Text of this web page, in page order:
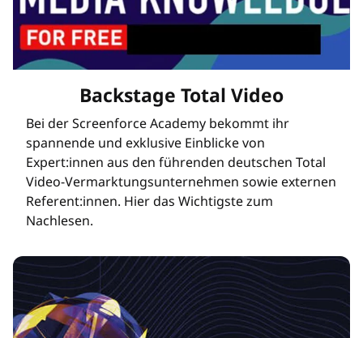
Backstage Total Video
Bei der Screenforce Academy bekommt ihr
spannende und exklusive Einblicke von
Expert:innen aus den führenden deutschen Total
Video-Vermarktungsunternehmen sowie externen
Referent:innen. Hier das Wichtigste zum
Nachlesen.